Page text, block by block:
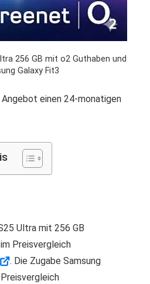
256 GB mit o2 Guthaben und
Galaxy Fit3
Angebot einen 24-monatigen
Ultra mit 256 GB
Preisvergleich
. Die Zugabe Samsung